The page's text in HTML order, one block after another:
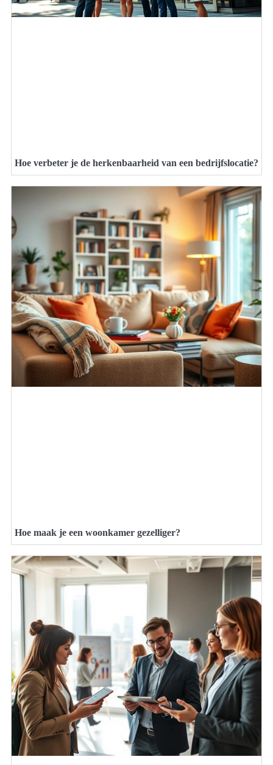
Hoe verbeter je de herkenbaarheid van een bedrijfslocatie?
Hoe maak je een woonkamer gezelliger?